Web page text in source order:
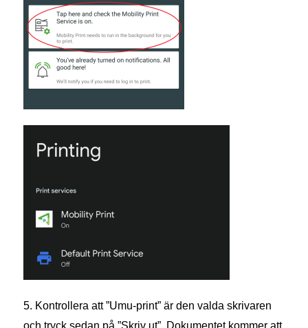
5. Kontrollera att ”Umu-print” är den valda skrivaren
och tryck sedan på ”Skriv ut”. Dokumentet kommer att